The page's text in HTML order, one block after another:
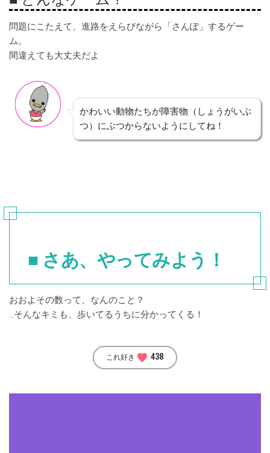
問題にこたえて、進路をえらびながら「さんぽ」するゲー
ム。
間違えても大丈夫だよ
かわいい動物たちが障害物（しょうがいぶ
つ）にぶつからないようにしてね！
■ さあ、やってみよう！
おおよその数って、なんのこと？
…そんなキミも、歩いてるうちに分かってくる！
これ好き favorite 438